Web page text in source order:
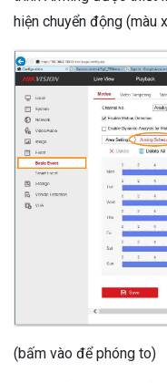
hiện chuyển động (màu
(bấm vào để phóng to)